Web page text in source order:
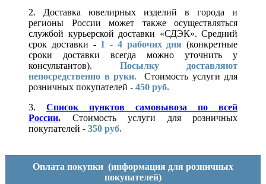
2. Доставка ювелирных изделий в города и
регионы России может также осуществляться
службой курьерской доставки «СДЭК». Средний
срок доставки - 1 - 4 рабочих дня (конкретные
сроки доставки всегда можно уточнить у
консультантов). Посылку доставляют
непосредственно в руки.
Стоимость услуги для
розничных покупателей - 450 руб.
3. Список пунктов самовывоза по всей
России.
Стоимость услуги для розничных
покупателей - 350 руб.
Оплата покупки (информация для розничных
покупателей)